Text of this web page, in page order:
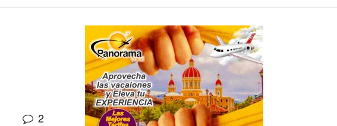
2